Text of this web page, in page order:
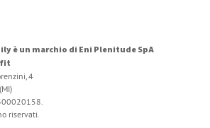
è un marchio di Eni Plenitude SpA
4
riservati.